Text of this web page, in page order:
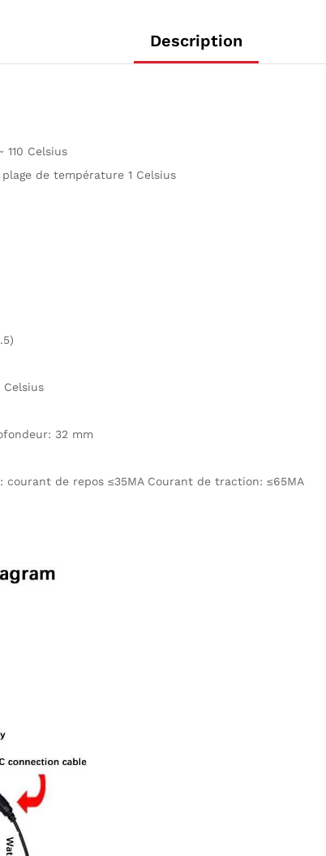
Description
Celsius
de température 1 Celsius
Celsius
32 mm
de repos ≤35MA Courant de traction: ≤65MA